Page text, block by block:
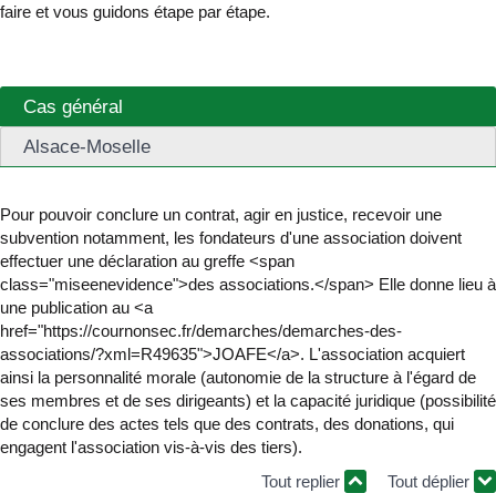
faire et vous guidons étape par étape.
Cas général
Alsace-Moselle
Pour pouvoir conclure un contrat, agir en justice, recevoir une
subvention notamment, les fondateurs d'une association doivent
effectuer une déclaration au greffe <span
class="miseenevidence">des associations.</span> Elle donne lieu à
une publication au <a
href="https://cournonsec.fr/demarches/demarches-des-
associations/?xml=R49635">JOAFE</a>. L'association acquiert
ainsi la personnalité morale (autonomie de la structure à l'égard de
ses membres et de ses dirigeants) et la capacité juridique (possibilité
de conclure des actes tels que des contrats, des donations, qui
engagent l'association vis-à-vis des tiers).
Tout replier
Tout déplier